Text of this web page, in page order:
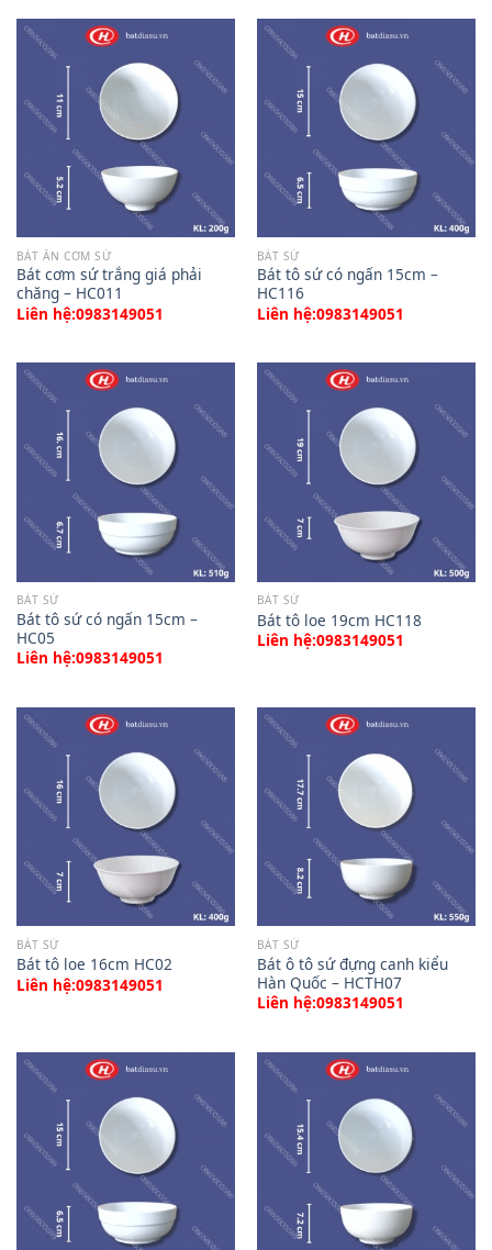
BÁT ĂN CƠM SỨ
Bát cơm sứ trắng giá phải
chăng – HC011
Liên hệ:0983149051
BÁT SỨ
Bát tô sứ có ngấn 15cm –
HC116
Liên hệ:0983149051
BÁT SỨ
Bát tô sứ có ngấn 15cm –
HC05
Liên hệ:0983149051
BÁT SỨ
Bát tô loe 19cm HC118
Liên hệ:0983149051
BÁT SỨ
Bát tô loe 16cm HC02
Liên hệ:0983149051
BÁT SỨ
Bát ô tô sứ đựng canh kiểu
Hàn Quốc – HCTH07
Liên hệ:0983149051